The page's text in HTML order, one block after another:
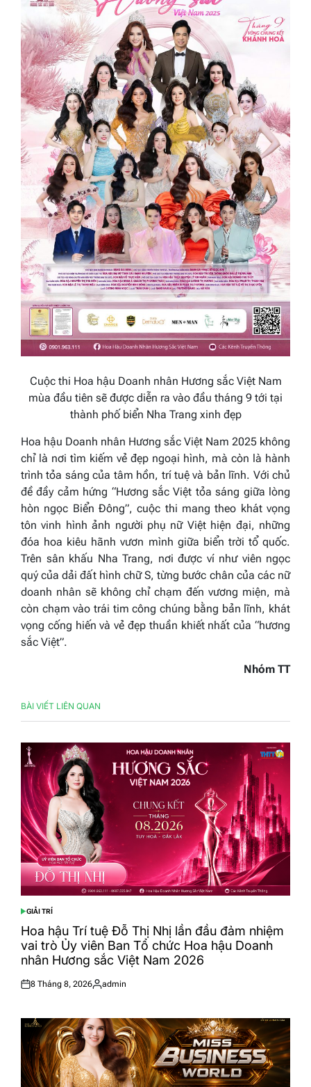
Cuộc thi Hoa hậu Doanh nhân Hương sắc Việt Nam
mùa đầu tiên sẽ được diễn ra vào đầu tháng 9 tới tại
thành phố biển Nha Trang xinh đẹp
Hoa hậu Doanh nhân Hương sắc Việt Nam 2025 không
chỉ là nơi tìm kiếm vẻ đẹp ngoại hình, mà còn là hành
trình tỏa sáng của tâm hồn, trí tuệ và bản lĩnh. Với chủ
đề đầy cảm hứng “Hương sắc Việt tỏa sáng giữa lòng
hòn ngọc Biển Đông”, cuộc thi mang theo khát vọng
tôn vinh hình ảnh người phụ nữ Việt hiện đại, những
đóa hoa kiêu hãnh vươn mình giữa biển trời tổ quốc.
Trên sân khấu Nha Trang, nơi được ví như viên ngọc
quý của dải đất hình chữ S, từng bước chân của các nữ
doanh nhân sẽ không chỉ chạm đến vương miện, mà
còn chạm vào trái tim công chúng bằng bản lĩnh, khát
vọng cống hiến và vẻ đẹp thuần khiết nhất của “hương
sắc Việt”.
Nhóm TT
BÀI VIẾT LIÊN QUAN
POSTED
IN
GIẢI TRÍ
Hoa hậu Trí tuệ Đỗ Thị Nhị lần đầu đảm nhiệm
vai trò Ủy viên Ban Tổ chức Hoa hậu Doanh
nhân Hương sắc Việt Nam 2026
Posted
8 Tháng 8, 2026
Posted
admin